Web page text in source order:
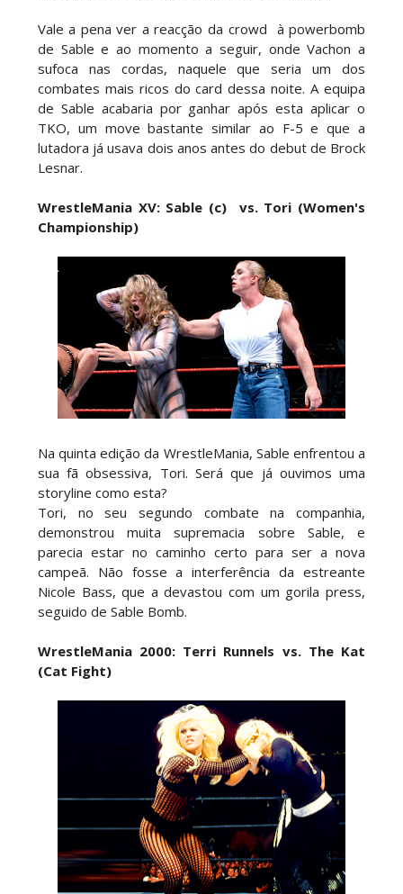
Vale a pena ver a reacção da crowd à powerbomb
de Sable e ao momento a seguir, onde Vachon a
sufoca nas cordas, naquele que seria um dos
combates mais ricos do card dessa noite. A equipa
de Sable acabaria por ganhar após esta aplicar o
TKO, um move bastante similar ao F-5 e que a
lutadora já usava dois anos antes do debut de Brock
Lesnar.
WrestleMania XV: Sable (c) vs. Tori (Women's
Championship)
Na quinta edição da WrestleMania, Sable enfrentou a
sua fã obsessiva, Tori. Será que já ouvimos uma
storyline como esta?
Tori, no seu segundo combate na companhia,
demonstrou muita supremacia sobre Sable, e
parecia estar no caminho certo para ser a nova
campeã. Não fosse a interferência da estreante
Nicole Bass, que a devastou com um gorila press,
seguido de Sable Bomb.
WrestleMania 2000: Terri Runnels vs. The Kat
(Cat Fight)